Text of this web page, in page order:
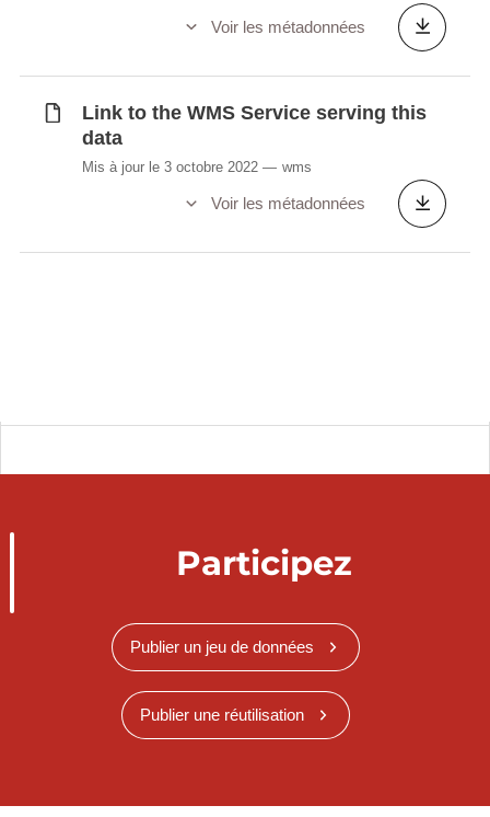
Voir les métadonnées
Link to the WMS Service serving this
data
Mis à jour le 3 octobre 2022 wms
Voir les métadonnées
Participez
Publier un jeu de données
Publier une réutilisation